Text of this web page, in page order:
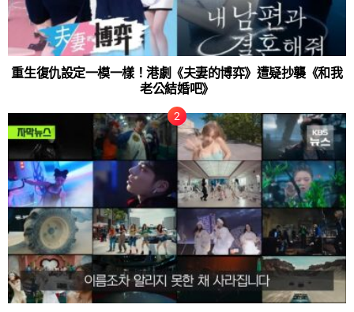
重生復仇設定一模一樣！港劇《夫妻的博弈》遭疑抄襲《和我
老公結婚吧》